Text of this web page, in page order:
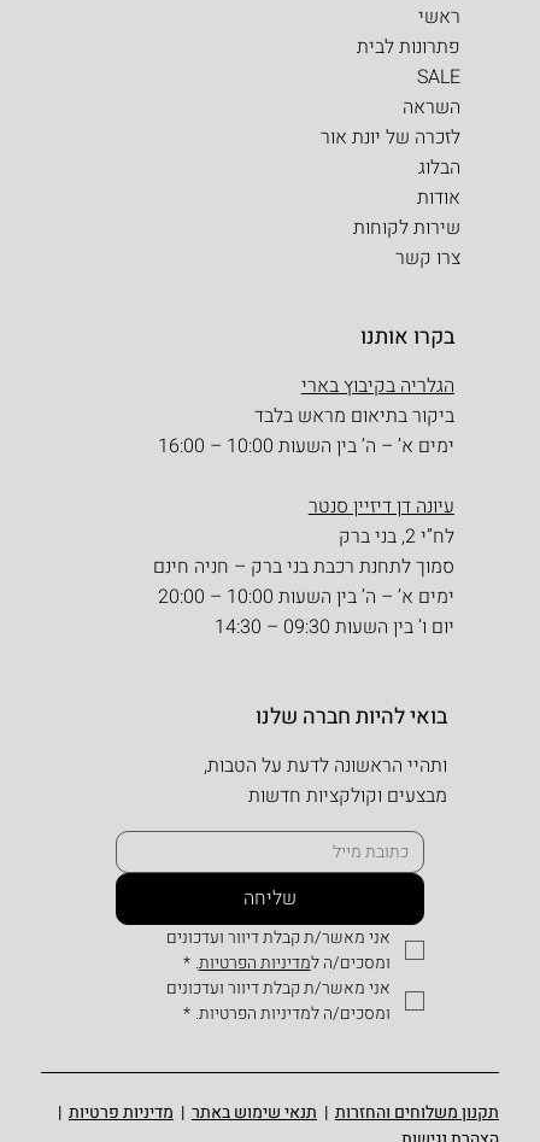
בקרו אותנו
הגלריה בקיבוץ בארי
ביקור בתיאום מראש בלבד
ימים א’ – ה’ בין השעות 10:00 – 16:00
עיונה דן דיזיין סנטר
לח”י 2, בני ברק
סמוך לתחנת רכבת בני ברק – חניה חינם
ימים א’ – ה’ בין השעות 10:00 – 20:00
יום ו’ בין השעות 09:30 – 14:30
ראשי
פתרונות לבית
SALE
השראה
לזכרה של יונת אור
הבלוג
אודות
שירות לקוחות
צרו קשר
בואי להיות חברה שלנו
ותהיי הראשונה לדעת על הטבות,
מבצעים וקולקציות חדשות
שליחה
ומסכים/ה למדיניות הפרטיות.
*
ומסכים/ה למדיניות הפרטיות. *
תקנון משלוחים והחזרות | תנאי שימוש באתר | מדיניות פרטיות |